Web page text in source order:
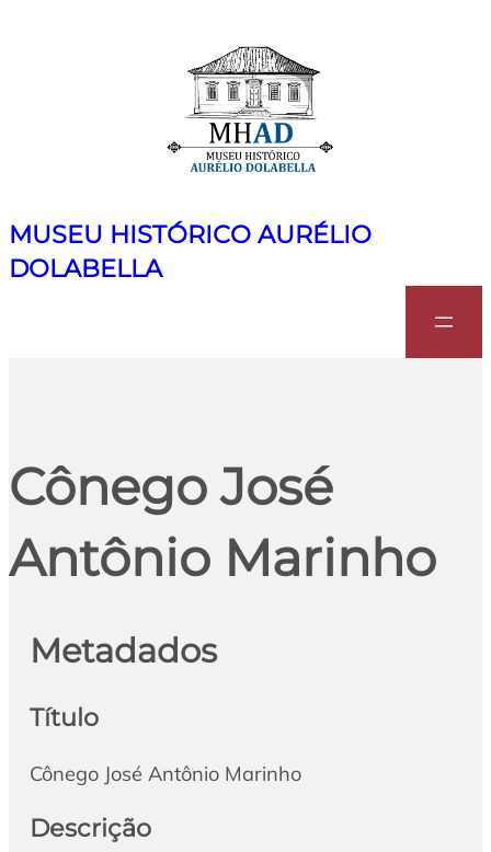
MUSEU HISTÓRICO AURÉLIO
DOLABELLA
Cônego José
Antônio Marinho
Metadados
Título
Cônego José Antônio Marinho
Descrição